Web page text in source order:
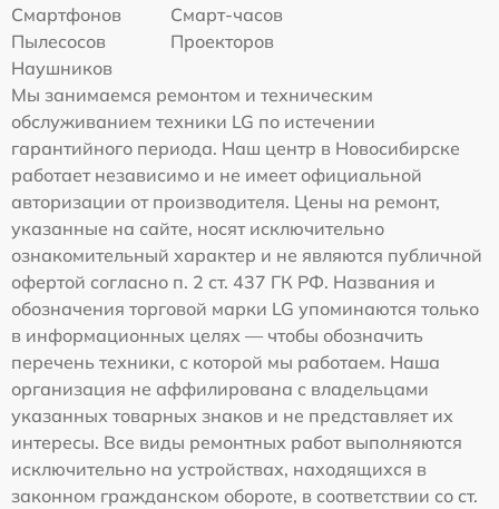
Смартфонов
Смарт-часов
Пылесосов
Проекторов
Наушников
Мы занимаемся ремонтом и техническим
обслуживанием техники LG по истечении
гарантийного периода. Наш центр в Новосибирске
работает независимо и не имеет официальной
авторизации от производителя. Цены на ремонт,
указанные на сайте, носят исключительно
ознакомительный характер и не являются публичной
офертой согласно п. 2 ст. 437 ГК РФ. Названия и
обозначения торговой марки LG упоминаются только
в информационных целях — чтобы обозначить
перечень техники, с которой мы работаем. Наша
организация не аффилирована с владельцами
указанных товарных знаков и не представляет их
интересы. Все виды ремонтных работ выполняются
исключительно на устройствах, находящихся в
законном гражданском обороте, в соответствии со ст.